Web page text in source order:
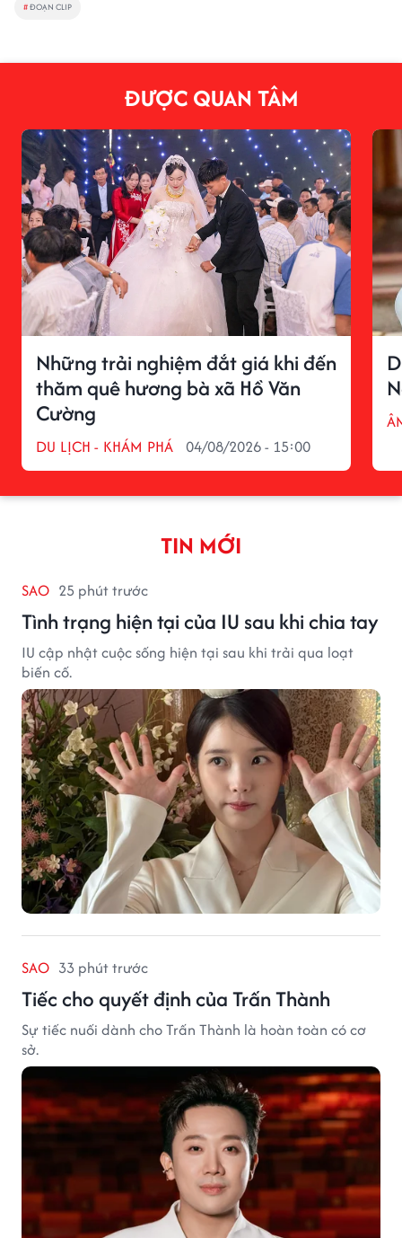
#ĐOẠN CLIP
ĐƯỢC QUAN TÂM
Những trải nghiệm đắt giá khi đến
thăm quê hương bà xã Hồ Văn
Cường
DU LỊCH - KHÁM PHÁ 04/08/2026 - 15:00
TIN MỚI
SAO 25 phút trước
Tình trạng hiện tại của IU sau khi chia tay
IU cập nhật cuộc sống hiện tại sau khi trải qua loạt
biến cố.
SAO 33 phút trước
Tiếc cho quyết định của Trấn Thành
Sự tiếc nuối dành cho Trấn Thành là hoàn toàn có cơ
sở.